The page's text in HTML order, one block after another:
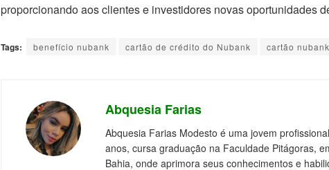
proporcionando aos clientes e investidores novas oportunidades
Tags: benefício nubank cartão de crédito do Nubank cartão nubank
Abquesia Farias
Abquesia Farias Modesto é uma jovem
anos, cursa graduação na Faculdade Pitágoras,
Bahia, onde aprimora seus conhecimentos e